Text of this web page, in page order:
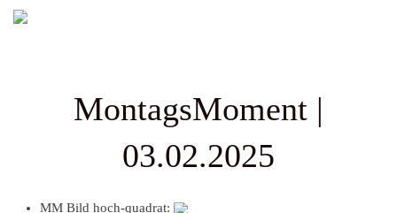
MontagsMoment |
03.02.2025
MM Bild hoch-quadrat: